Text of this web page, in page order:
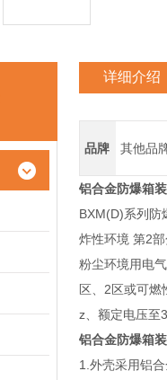
详细介绍
品牌 其他品
铝合金防爆箱
BXM(D)系列防
炸性环境 第2
粉尘环境用电
区、2区或可
z、额定电压至
铝合金防爆箱
1.外壳采用铝